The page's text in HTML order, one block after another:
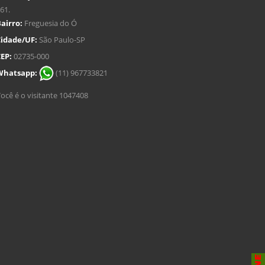
Freguesia do Ó
UF: São Paulo-SP
02735-000
(11) 967733821
é o visitante 1047408